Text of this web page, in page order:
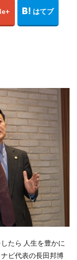
たら 人生を豊かに
ビ代表の長田邦博